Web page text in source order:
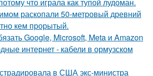
раскопали 50-метровый древний
кем прорытый.
Google, Microsoft, Meta и Amazon
интернет - кабели в ормузском
в США экс-министра